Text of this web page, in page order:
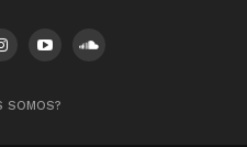
SOMOS?